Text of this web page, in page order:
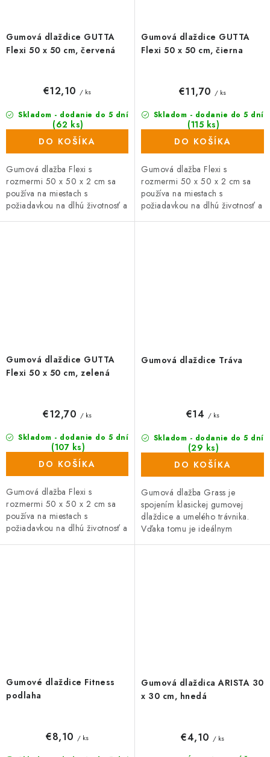
Gumová dlaždice GUTTA
Flexi 50 x 50 cm, červená
Skladom - dodanie do 5 dní
(62 ks)
€12,10 / ks
DO KOŠÍKA
Gumová dlažba Flexi s
rozmermi 50 x 50 x 2 cm sa
používa na miestach s
požiadavkou na dlhú životnosť a
Gumová dlaždice GUTTA
Flexi 50 x 50 cm, čierna
Skladom - dodanie do 5 dní
(115 ks)
€11,70 / ks
DO KOŠÍKA
Gumová dlažba Flexi s
rozmermi 50 x 50 x 2 cm sa
používa na miestach s
požiadavkou na dlhú životnosť a
Gumová dlaždice GUTTA
Flexi 50 x 50 cm, zelená
Skladom - dodanie do 5 dní
(107 ks)
€12,70 / ks
DO KOŠÍKA
Gumová dlažba Flexi s
rozmermi 50 x 50 x 2 cm sa
používa na miestach s
požiadavkou na dlhú životnosť a
Gumová dlaždice Tráva
Skladom - dodanie do 5 dní
(29 ks)
€14 / ks
DO KOŠÍKA
Gumová dlažba Grass je
spojením klasickej gumovej
dlaždice a umelého trávnika.
Vďaka tomu je ideálnym
Gumové dlaždice Fitness
podlaha
€8,10 / ks
Gumová dlaždica ARISTA 30
x 30 cm, hnedá
€4,10 / ks